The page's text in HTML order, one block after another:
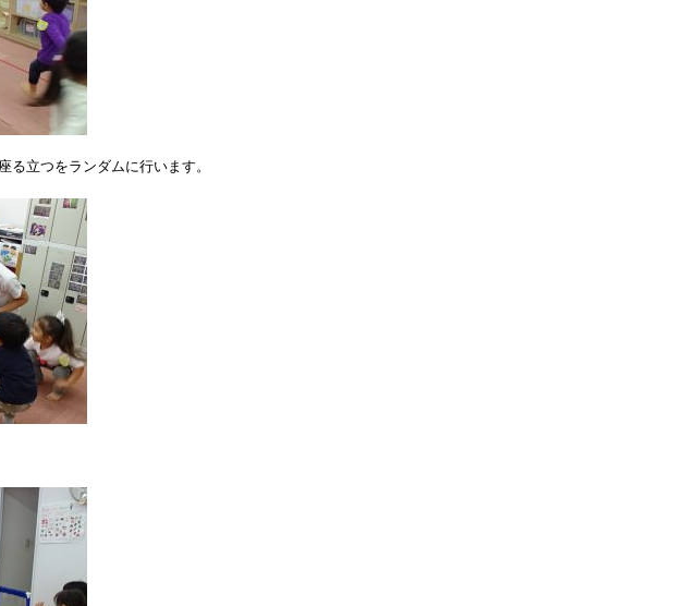
る立つをランダムに行います。